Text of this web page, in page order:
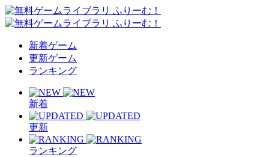
新着ゲーム
更新ゲーム
ランキング
新着
更新
ランキング